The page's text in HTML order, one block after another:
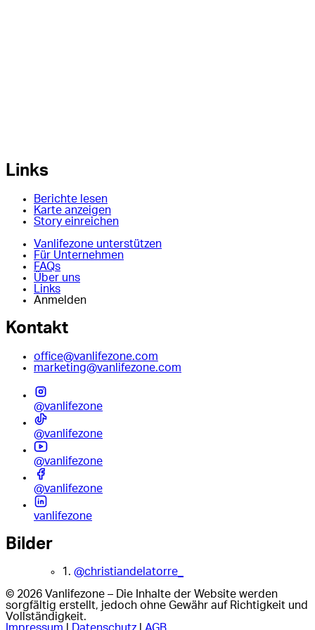
Links
Berichte lesen
Karte anzeigen
Story einreichen
Vanlifezone unterstützen
Für Unternehmen
FAQs
Über uns
Links
Anmelden
Kontakt
office@vanlifezone.com
marketing@vanlifezone.com
@vanlifezone
@vanlifezone
@vanlifezone
@vanlifezone
vanlifezone
Bilder
1. @christiandelatorre_
© 2026 Vanlifezone – Die Inhalte der Website werden
sorgfältig erstellt, jedoch ohne Gewähr auf Richtigkeit und
Vollständigkeit.